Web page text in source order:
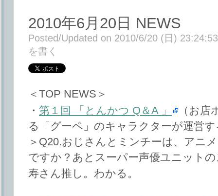
2010年6月20日 NEWS
Posted/Updated on 2010/6/20 (日) 23:24:53
を書く
＜TOP NEWS＞
・ 第１回 「とんかつ Q＆A 」
（お
る「グーペ」のキャラクターが運営
＞Q20.おじさんとミンチーは、アニ
ですか？あとスーパー声優ユニット
寿さん推し。わかる。